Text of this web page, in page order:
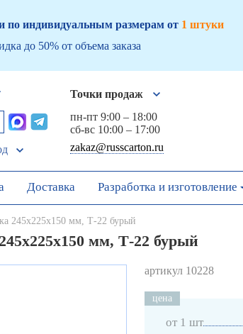
по индивидуальным размерам от 1 штуки
до 50% от объема заказа
Точки продаж
пн-пт 9:00 – 18:00
сб-вс 10:00 – 17:00
zakaz@russcarton.ru
Доставка Разработка и изготовление
245х225х150 мм, Т-22 бурый
мм, Т-22 бурый
артикул 10228
цена
от 1 шт